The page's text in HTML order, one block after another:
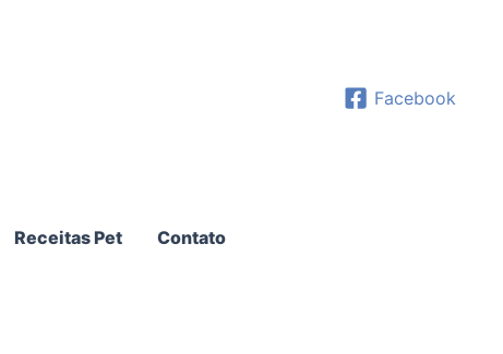
Facebook
Receitas Pet Contato